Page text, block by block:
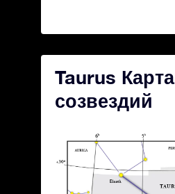
Taurus Карта
созвездий